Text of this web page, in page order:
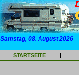
Samstag, 08. August 2026
STARTSEITE |